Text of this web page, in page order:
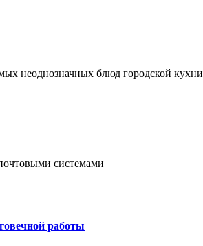
неоднозначных блюд городской кухни
системами
работы